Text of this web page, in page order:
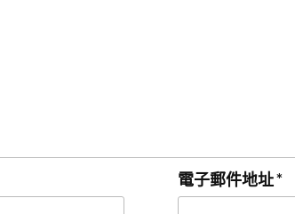
電子郵件地址*